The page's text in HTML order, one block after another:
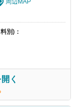
周辺MAP
別)：
く